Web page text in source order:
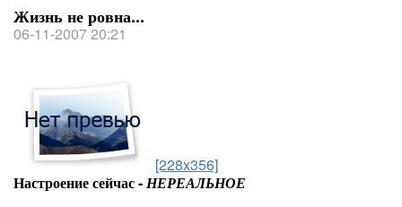
Жизнь не ровна...
06-11-2007 20:21
[228x356]
Настроение сейчас -НЕРЕАЛЬНОЕ